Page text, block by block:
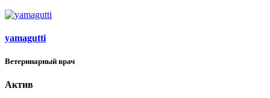
yamagutti
Ветеринарный врач
Актив